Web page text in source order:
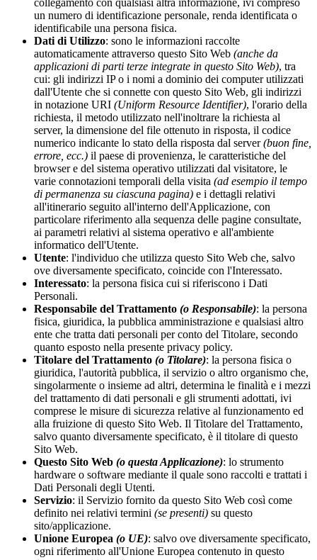
collegamento con qualsiasi altra informazione, ivi compreso
un numero di identificazione personale, renda identificata o
identificabile una persona fisica.
Dati di Utilizzo: sono le informazioni raccolte
automaticamente attraverso questo Sito Web (anche da
applicazioni di parti terze integrate in questo Sito Web), tra
cui: gli indirizzi IP o i nomi a dominio dei computer utilizzati
dall'Utente che si connette con questo Sito Web, gli indirizzi
in notazione URI (Uniform Resource Identifier), l'orario della
richiesta, il metodo utilizzato nell'inoltrare la richiesta al
server, la dimensione del file ottenuto in risposta, il codice
numerico indicante lo stato della risposta dal server(buon fine,
errore, ecc.) il paese di provenienza, le caratteristiche del
browser e del sistema operativo utilizzati dal visitatore, le
varie connotazioni temporali della visita (ad esempio il tempo
di permanenza su ciascuna pagina) e i dettagli relativi
all'itinerario seguito all'interno dell'Applicazione, con
particolare riferimento alla sequenza delle pagine consultate,
ai parametri relativi al sistema operativo e all'ambiente
informatico dell'Utente.
Utente: l'individuo che utilizza questo Sito Web che, salvo
ove diversamente specificato, coincide con l'Interessato.
Interessato: la persona fisica cui si riferiscono i Dati
Personali.
Responsabile del Trattamento (o Responsabile): la persona
fisica, giuridica, la pubblica amministrazione e qualsiasi altro
ente che tratta dati personali per conto del Titolare, secondo
quanto esposto nella presente privacy policy.
Titolare del Trattamento (o Titolare): la persona fisica o
giuridica, l'autorità pubblica, il servizio o altro organismo che,
singolarmente o insieme ad altri, determina le finalità e i mezzi
del trattamento di dati personali e gli strumenti adottati, ivi
comprese le misure di sicurezza relative al funzionamento ed
alla fruizione di questo Sito Web. Il Titolare del Trattamento,
salvo quanto diversamente specificato, è il titolare di questo
Sito Web.
Questo Sito Web (o questa Applicazione): lo strumento
hardware o software mediante il quale sono raccolti e trattati i
Dati Personali degli Utenti.
Servizio: il Servizio fornito da questo Sito Web così come
definito nei relativi termini (se presenti) su questo
sito/applicazione.
Unione Europea (o UE): salvo ove diversamente specificato,
ogni riferimento all'Unione Europea contenuto in questo